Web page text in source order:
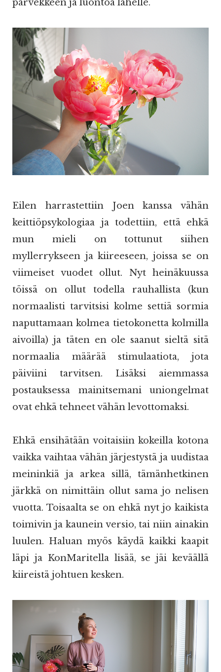
parvekkeen ja luontoa lähelle.
Eilen harrastettiin Joen kanssa vähän
keittiöpsykologiaa ja todettiin, että ehkä
mun mieli on tottunut siihen
myllerrykseen ja kiireeseen, joissa se on
viimeiset vuodet ollut. Nyt heinäkuussa
töissä on ollut todella rauhallista (kun
normaalisti tarvitsisi kolme settiä sormia
naputtamaan kolmea tietokonetta kolmilla
aivoilla) ja täten en ole saanut sieltä sitä
normaalia määrää stimulaatiota, jota
päiviini tarvitsen. Lisäksi aiemmassa
postauksessa mainitsemani uniongelmat
ovat ehkä tehneet vähän levottomaksi.
Ehkä ensihätään voitaisiin kokeilla kotona
vaikka vaihtaa vähän järjestystä ja uudistaa
meininkiä ja arkea sillä, tämänhetkinen
järkkä on nimittäin ollut sama jo nelisen
vuotta. Toisaalta se on ehkä nyt jo kaikista
toimivin ja kaunein versio, tai niin ainakin
luulen. Haluan myös käydä kaikki kaapit
läpi ja KonMaritella lisää, se jäi keväällä
kiireistä johtuen kesken.